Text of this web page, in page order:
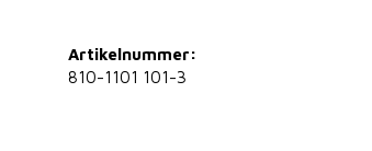
Artikelnummer:
810-1101 101-3